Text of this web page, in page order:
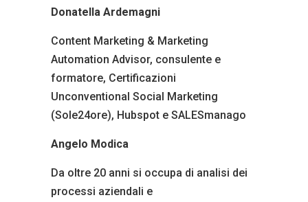
Donatella Ardemagni
Content Marketing & Marketing
Automation Advisor, consulente e
formatore, Certificazioni
Unconventional Social Marketing
(Sole24ore), Hubspot e SALESmanago
Angelo Modica
Da oltre 20 anni si occupa di analisi dei
processi aziendali e